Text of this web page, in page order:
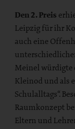
Den 2. Preis
Leipzig für ihr
auch eine
Meinel würdigte
Kleinod und als
Schulalltags“.
Raumkonzept
Eltern und